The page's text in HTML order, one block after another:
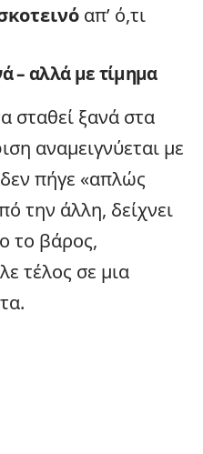
απ’ ό,τι
– αλλά με τίμημα
σταθεί ξανά στα
αναμειγνύεται με
πήγε «απλώς
την άλλη, δείχνει
το βάρος,
τέλος σε μια